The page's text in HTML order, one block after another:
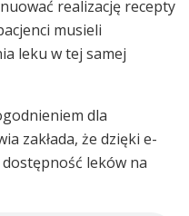
realizację recepty
musieli
leku w tej samej
dla
zakłada, że dzięki e-
leków na